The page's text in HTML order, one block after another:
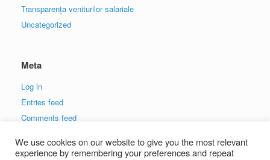
Transparența veniturilor salariale
Uncategorized
Meta
Log in
Entries feed
Comments feed
We use cookies on our website to give you the most relevant
experience by remembering your preferences and repeat